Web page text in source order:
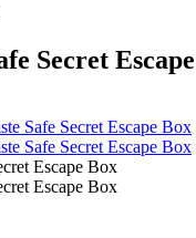
Secret